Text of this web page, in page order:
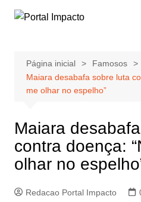
para
Página inicial
Famosos
Maiara desabafa sobre luta
me olhar no espelho”
Maiara
contra doença:
olhar no
Redacao Portal Impacto